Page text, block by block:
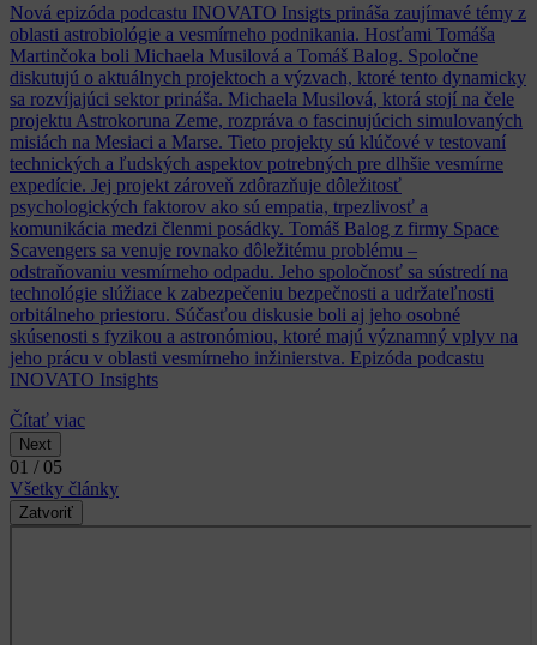
Nová epizóda podcastu INOVATO Insigts prináša zaujímavé témy z
oblasti astrobiológie a vesmírneho podnikania. Hosťami Tomáša
Martinčoka boli Michaela Musilová a Tomáš Balog. Spoločne
diskutujú o aktuálnych projektoch a výzvach, ktoré tento dynamicky
sa rozvíjajúci sektor prináša. Michaela Musilová, ktorá stojí na čele
projektu Astrokoruna Zeme, rozpráva o fascinujúcich simulovaných
misiách na Mesiaci a Marse. Tieto projekty sú klúčové v testovaní
technických a ľudských aspektov potrebných pre dlhšie vesmírne
expedície. Jej projekt zároveň zdôrazňuje dôležitosť
psychologických faktorov ako sú empatia, trpezlivosť a
komunikácia medzi členmi posádky. Tomáš Balog z firmy Space
Scavengers sa venuje rovnako dôležitému problému –
odstraňovaniu vesmírneho odpadu. Jeho spoločnosť sa sústredí na
technológie slúžiace k zabezpečeniu bezpečnosti a udržateľnosti
orbitálneho priestoru. Súčasťou diskusie boli aj jeho osobné
skúsenosti s fyzikou a astronómiou, ktoré majú významný vplyv na
jeho prácu v oblasti vesmírneho inžinierstva. Epizóda podcastu
INOVATO Insights
Čítať viac
Next
01 / 05
Všetky články
Zatvoriť